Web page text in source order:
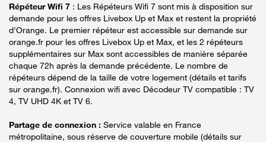
Répéteur Wifi 7 : Les Répéteurs Wifi 7 sont mis à disposition sur
demande pour les offres Livebox Up et Max et restent la propriété
d'Orange. Le premier répéteur est accessible sur demande sur
orange.fr pour les offres Livebox Up et Max, et les 2 répéteurs
supplémentaires sur Max sont accessibles de manière séparée
chaque 72h après la demande précédente. Le nombre de
répéteurs dépend de la taille de votre logement (détails et tarifs
sur orange.fr). Connexion wifi avec Décodeur TV compatible : TV
4, TV UHD 4K et TV 6.
Partage de connexion : Service valable en France
métropolitaine, sous réserve de couverture mobile (détails sur